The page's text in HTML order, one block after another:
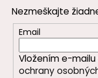
Nezmeškajte
Email
Vložením e-mailu
ochrany